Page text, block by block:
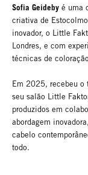
Sofia Geideby é uma
criativa de
inovador, o Little
Londres, e com
técnicas de
Em 2025, recebeu o
seu salão Little
produzidos em
abordagem
cabelo
todo.